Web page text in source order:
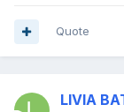
Quote
LIVIA